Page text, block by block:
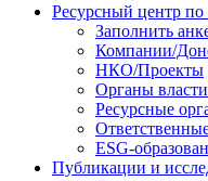
Перейти
содержимому
Ресурсный центр
Заполнить
Компании/
НКО/Проекты
Органы власти
Ресурсные
ESG-
Публикации и